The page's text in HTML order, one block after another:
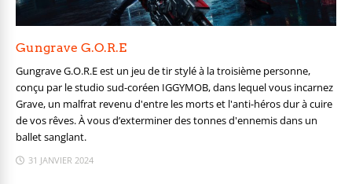
Gungrave G.O.R.E
Gungrave G.O.R.E est un jeu de tir stylé à la troisième personne,
conçu par le studio sud-coréen IGGYMOB, dans lequel vous incarnez
Grave, un malfrat revenu d'entre les morts et l'anti-héros dur à cuire
de vos rêves. À vous d’exterminer des tonnes d'ennemis dans un
ballet sanglant.
31 JANVIER 2024